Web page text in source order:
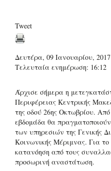
Tweet
Δευτέρα, 09 Ιανουαρίου, 2017
Τελευταία ενημέρωση: 16:12
Άρχισε σήμερα η
Περιφέρειας Κεντρικής
της οδού 26ης Οκτωβρίου.
εβδομάδα θα
των υπηρεσιών της Γενικής
Κοινωνικής Μέριμνας. Για
κατανόηση από τους
προσωρινή αναστάτωση.